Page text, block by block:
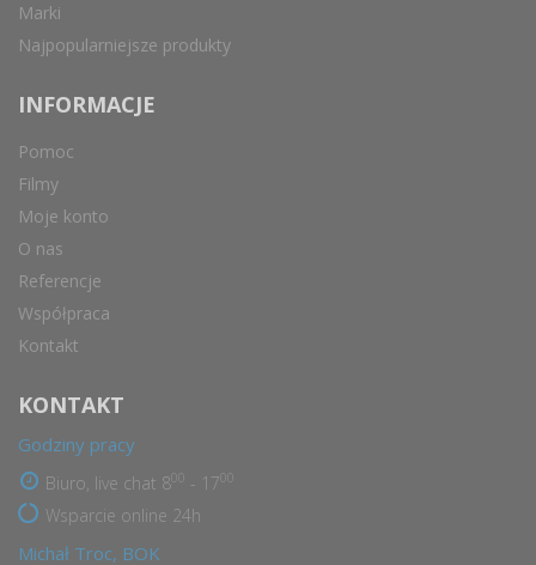
Marki
Najpopularniejsze produkty
INFORMACJE
Pomoc
Filmy
Moje konto
O nas
Referencje
Współpraca
Kontakt
KONTAKT
Godziny pracy
Biuro, live chat 8 - 17
Wsparcie online 24h
Michał Troc, BOK